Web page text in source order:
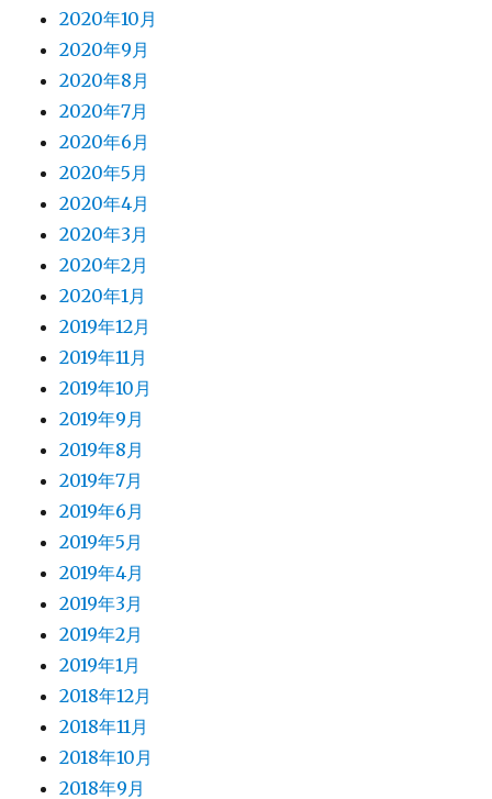
2020年10月
2020年9月
2020年8月
2020年7月
2020年6月
2020年5月
2020年4月
2020年3月
2020年2月
2020年1月
2019年12月
2019年11月
2019年10月
2019年9月
2019年8月
2019年7月
2019年6月
2019年5月
2019年4月
2019年3月
2019年2月
2019年1月
2018年12月
2018年11月
2018年10月
2018年9月